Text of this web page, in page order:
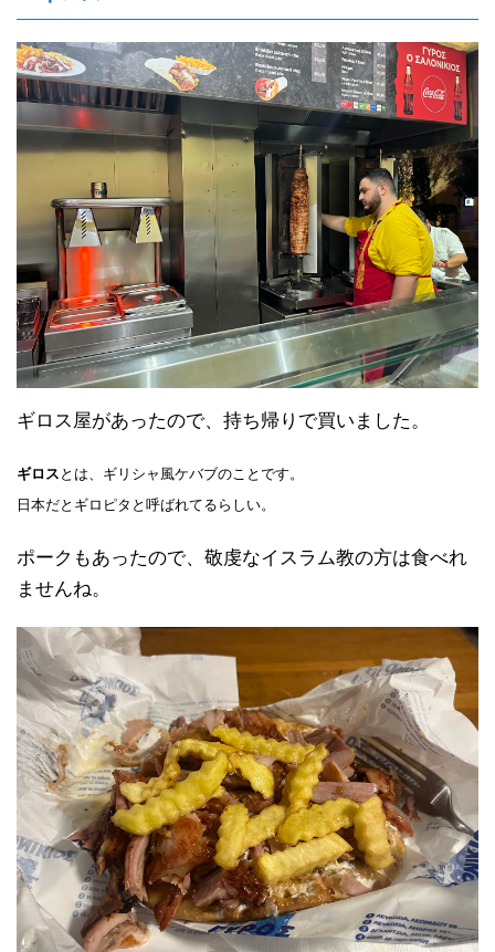
ギロス屋があったので、持ち帰りで買いました。
ギロス とは、ギリシャ風ケバブのことです。
日本だとギロピタと呼ばれてるらしい。
ポークもあったので、敬虔なイスラム教の方は食べれ
ませんね。